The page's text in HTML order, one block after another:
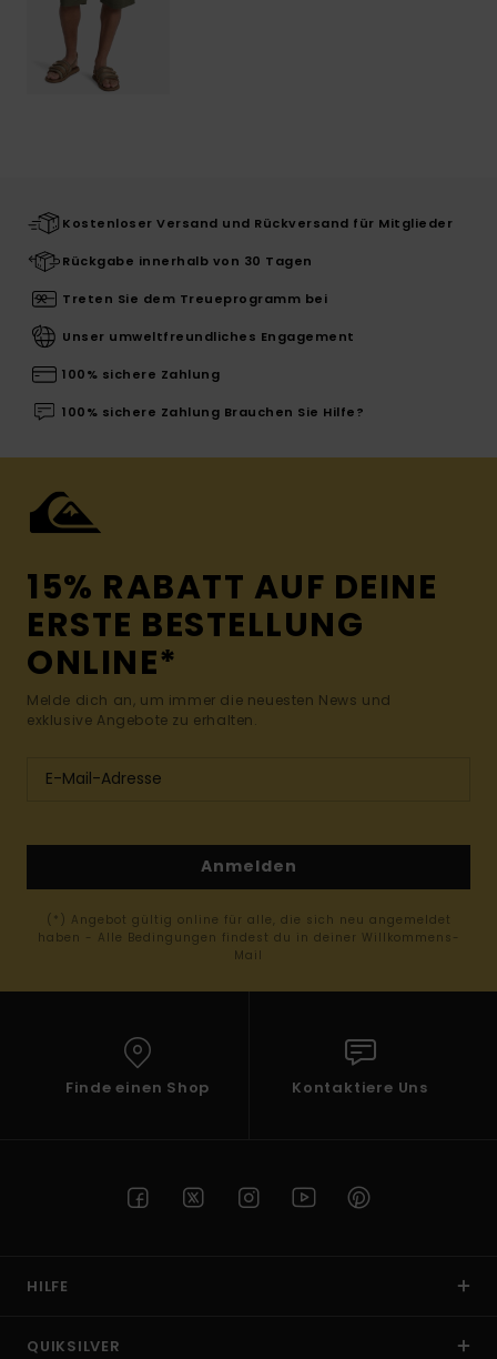
Kostenloser Versand und Rückversand für Mitglieder
Rückgabe innerhalb von 30 Tagen
Treten Sie dem Treueprogramm bei
Unser umweltfreundliches Engagement
100% sichere Zahlung
100% sichere Zahlung Brauchen Sie Hilfe?
15% RABATT AUF DEINE
ERSTE BESTELLUNG
ONLINE*
Melde dich an, um immer die neuesten News und
exklusive Angebote zu erhalten.
Anmelden
(*) Angebot gültig online für alle, die sich neu angemeldet
haben - Alle Bedingungen findest du in deiner Willkommens-
Mail
Finde einen Shop Kontaktiere Uns
HILFE
QUIKSILVER